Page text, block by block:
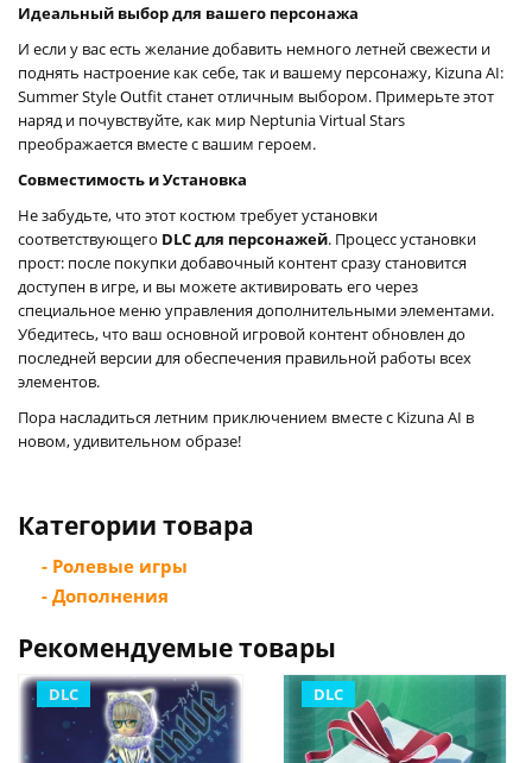
Идеальный выбор для вашего персонажа
И если у вас есть желание добавить немного летней свежести и
поднять настроение как себе, так и вашему персонажу, Kizuna AI:
Summer Style Outfit станет отличным выбором. Примерьте этот
наряд и почувствуйте, как мир Neptunia Virtual Stars
преображается вместе с вашим героем.
Совместимость и Установка
Не забудьте, что этот костюм требует установки
соответствующего DLC для персонажей. Процесс установки
прост: после покупки добавочный контент сразу становится
доступен в игре, и вы можете активировать его через
специальное меню управления дополнительными элементами.
Убедитесь, что ваш основной игровой контент обновлен до
последней версии для обеспечения правильной работы всех
элементов.
Пора насладиться летним приключением вместе с Kizuna AI в
новом, удивительном образе!
Категории товара
- Ролевые игры
- Дополнения
Рекомендуемые товары
DLC DLC